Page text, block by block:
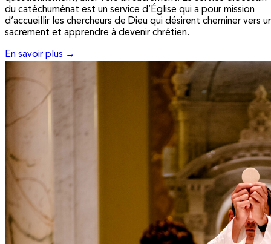
du catéchuménat est un service d’Église qui a pour mission
d’accueillir les chercheurs de Dieu qui désirent cheminer vers
sacrement et apprendre à devenir chrétien.
En savoir plus →